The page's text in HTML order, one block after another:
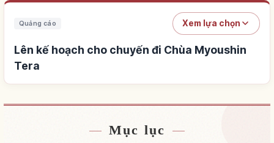
Quảng cáo Xem lựa chọn
Lên kế hoạch cho chuyến đi Chùa Myoushin
Tera
Tìm chỗ ở gần Chùa Myoushin Tera
Mục lục